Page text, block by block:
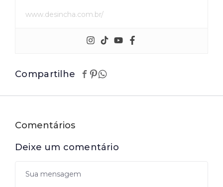
www.desincha.com.br/
Compartilhe
Comentários
Deixe um comentário